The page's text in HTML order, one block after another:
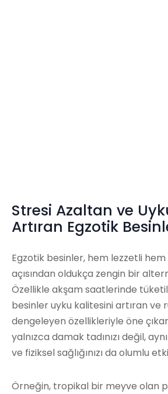
Stresi Azaltan ve
Artıran Egzotik
Egzotik besinler, hem lezzetli hem
açısından oldukça zengin bir
Özellikle akşam saatlerinde
besinler uyku kalitesini artıran ve
dengeleyen özellikleriyle öne
yalnızca damak tadınızı değil,
ve fiziksel sağlığınızı da olumlu
Örneğin, tropikal bir meyve olan